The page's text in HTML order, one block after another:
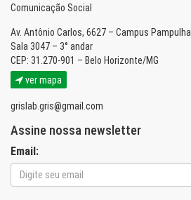
Comunicação Social
Av. Antônio Carlos, 6627 – Campus Pampulha
Sala 3047 – 3° andar
CEP: 31.270-901 – Belo Horizonte/MG
ver mapa
grislab.gris@gmail.com
Assine nossa newsletter
Email: